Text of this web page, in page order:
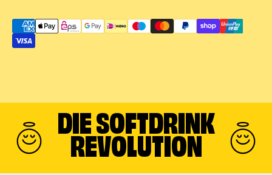
DIE SOFTDRINK
REVOLUTION